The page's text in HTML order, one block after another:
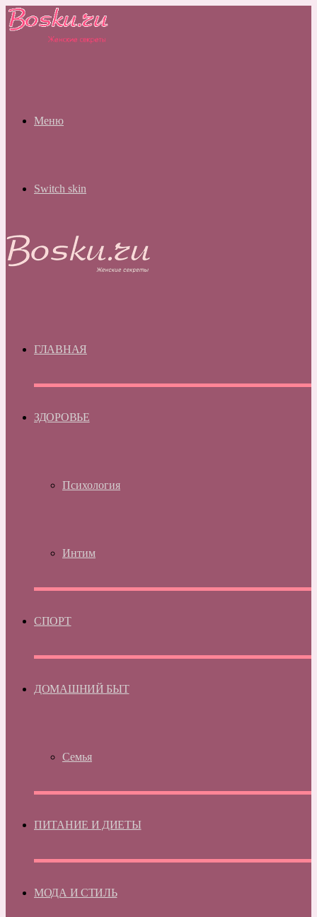
Меню
Switch skin
ГЛАВНАЯ
ЗДОРОВЬЕ
Психология
Интим
СПОРТ
ДОМАШНИЙ БЫТ
Семья
ПИТАНИЕ И ДИЕТЫ
МОДА И СТИЛЬ